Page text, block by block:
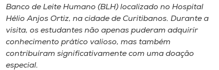
Store
Selecione
o idioma
Banco de Leite Humano (BLH) localizado no Hospital
Hélio Anjos Ortiz, na cidade de Curitibanos. Durante a
visita, os estudantes não apenas puderam adquirir
conhecimento prático valioso, mas também
contribuíram significativamente com uma doação
especial.